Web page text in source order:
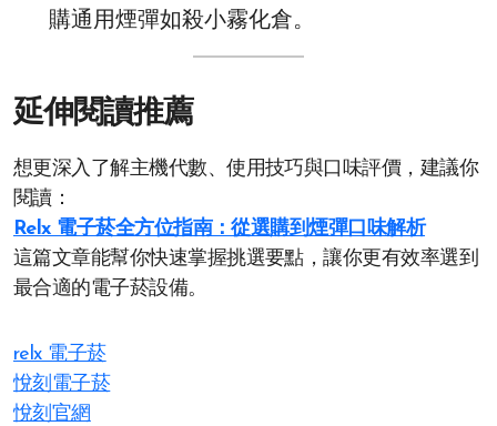
購通用煙彈如殺小霧化倉。
延伸閱讀推薦
想更深入了解主機代數、使用技巧與口味評價，建議你
閱讀：
Relx 電子菸全方位指南：從選購到煙彈口味解析
這篇文章能幫你快速掌握挑選要點，讓你更有效率選到
最合適的電子菸設備。
relx 電子菸
悅刻電子菸
悅刻官網